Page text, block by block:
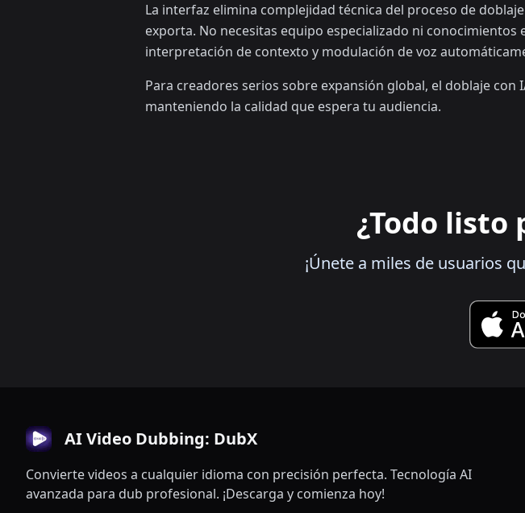
La interfaz elimina complejidad técnica del proceso de
exporta. No necesitas equipo especializado ni
interpretación de contexto y modulación de voz
Para creadores serios sobre expansión global, el doblaje
manteniendo la calidad que espera tu audiencia.
¿Todo listo
¡Únete a miles de usuarios
AI Video Dubbing: DubX
Convierte videos a cualquier idioma con precisión perfecta. Tecnología AI
avanzada para dub profesional. ¡Descarga y comienza hoy!